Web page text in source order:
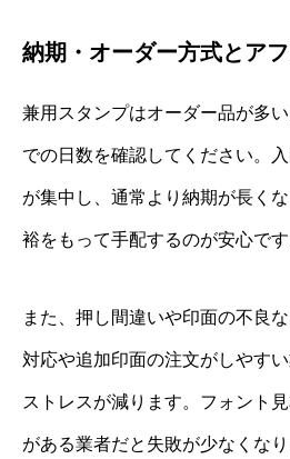
納期・オーダー方式とア
兼用スタンプはオーダー品が多
での日数を確認してください。
が集中し、通常より納期が長く
裕をもって手配するのが安心です
また、押し間違いや印面の不良
対応や追加印面の注文がしやす
ストレスが減ります。フォント
がある業者だと失敗が少なくなり